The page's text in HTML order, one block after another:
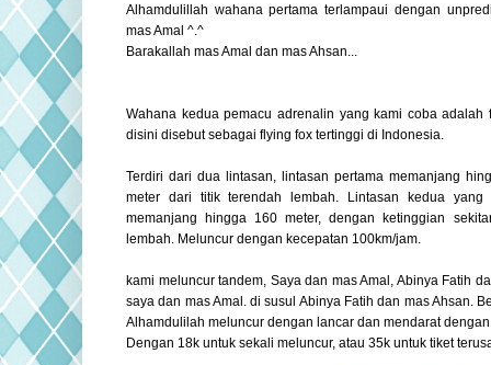
Alhamdulillah wahana pertama terlampaui dengan
mas Amal ^.^
Barakallah mas Amal dan mas Ahsan...
Wahana kedua pemacu adrenalin yang kami coba
disini disebut sebagai flying fox tertinggi di Indonesia.
Terdiri dari dua lintasan, lintasan pertama memanjang
meter dari titik terendah lembah. Lintasan kedua yang
memanjang hingga 160 meter, dengan ketinggian
lembah. Meluncur dengan kecepatan 100km/jam.
kami meluncur tandem, Saya dan mas Amal, Abinya Fatih
saya dan mas Amal. di susul Abinya Fatih dan mas Ahsan.
Alhamdulilah meluncur dengan lancar dan mendarat
Dengan 18k untuk sekali meluncur, atau 35k untuk tiket